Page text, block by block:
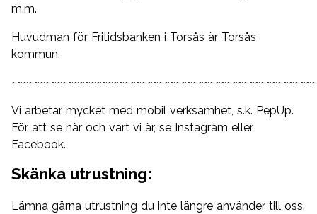
m.m.
Huvudman för Fritidsbanken i Torsås är Torsås
kommun.
Vi arbetar mycket med mobil verksamhet, s.k. PepUp.
För att se när och vart vi är, se Instagram eller
Facebook.
Skänka utrustning:
Lämna gärna utrustning du inte längre använder till oss.